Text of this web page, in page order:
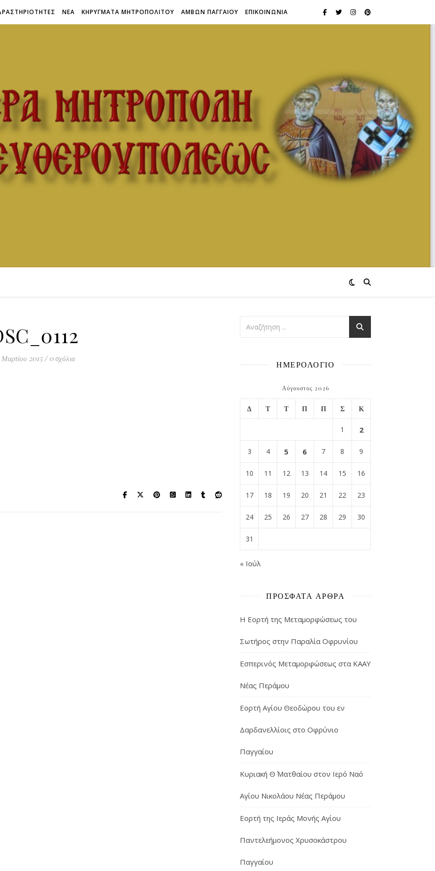
ΝΕΑ ΚΗΡΥΓΜΑΤΑ ΜΗΤΡΟΠΟΛΙΤΟΥ ΑΜΒΩΝ ΠΑΓΓΑΙΟΥ ΕΠΙΚΟΙΝΩΝΙΑ
Μαρτίου 2015 / 0 σχόλια
ΗΜΕΡΟΛΟΓΙΟ
Αύγουστος 2026
Δ Τ Τ Π Π Σ Κ
1 2
3 4 5 6 7 8 9
10 11 12 13 14 15 16
17 18 19 20 21 22 23
24 25 26 27 28 29 30
31
« Ιούλ
ΠΡΌΣΦΑΤΑ ΆΡΘΡΑ
Η Εορτή της Μεταμορφώσεως του
Σωτήρος στην Παραλία Οφρυνίου
Εσπερινός Μεταμορφώσεως στα ΚΑΑΥ
Νέας Περάμου
Εορτή Αγίου Θεοδώρου του εν
Δαρδανελλίοις στο Οφρύνιο
Παγγαίου
Κυριακή Θ΄ Ματθαίου στον Ιερό Ναό
Αγίου Νικολάου Νέας Περάμου
Εορτή της Ιεράς Μονής Αγίου
Παντελεήμονος Χρυσοκάστρου
Παγγαίου